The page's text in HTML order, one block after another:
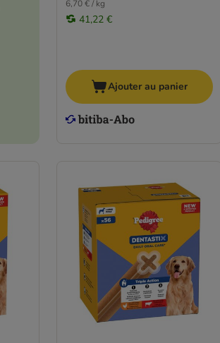
6,70 € / kg
41,22 €
Ajouter au panier